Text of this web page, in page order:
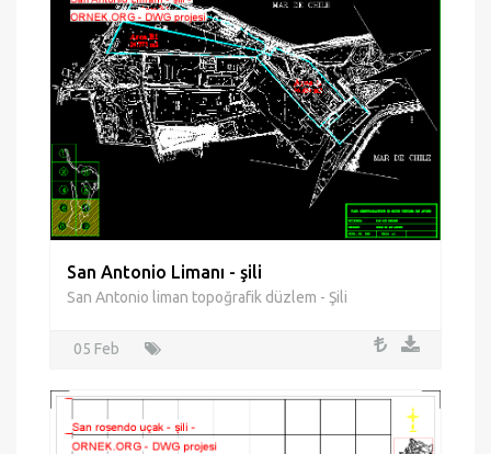
San Antonio Limanı - şili
San Antonio liman topoğrafik düzlem - Şili
05 Feb